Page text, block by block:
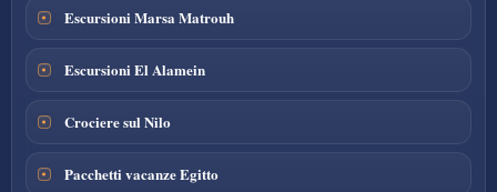
Escursioni Marsa Matrouh
Escursioni El Alamein
Crociere sul Nilo
Pacchetti vacanze Egitto